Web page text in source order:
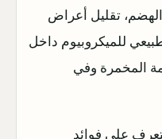
تقليل أعراض
للميكروبيوم داخل
المخمرة وفي
على فوائد